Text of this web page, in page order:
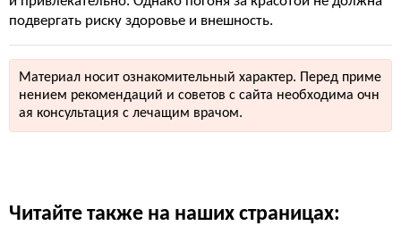
подвергать риску здоровье и внешность.
Материал носит ознакомительный характер. Перед приме
нением рекомендаций и советов с сайта необходима очн
ая консультация с лечащим врачом.
Читайте также на наших страницах: